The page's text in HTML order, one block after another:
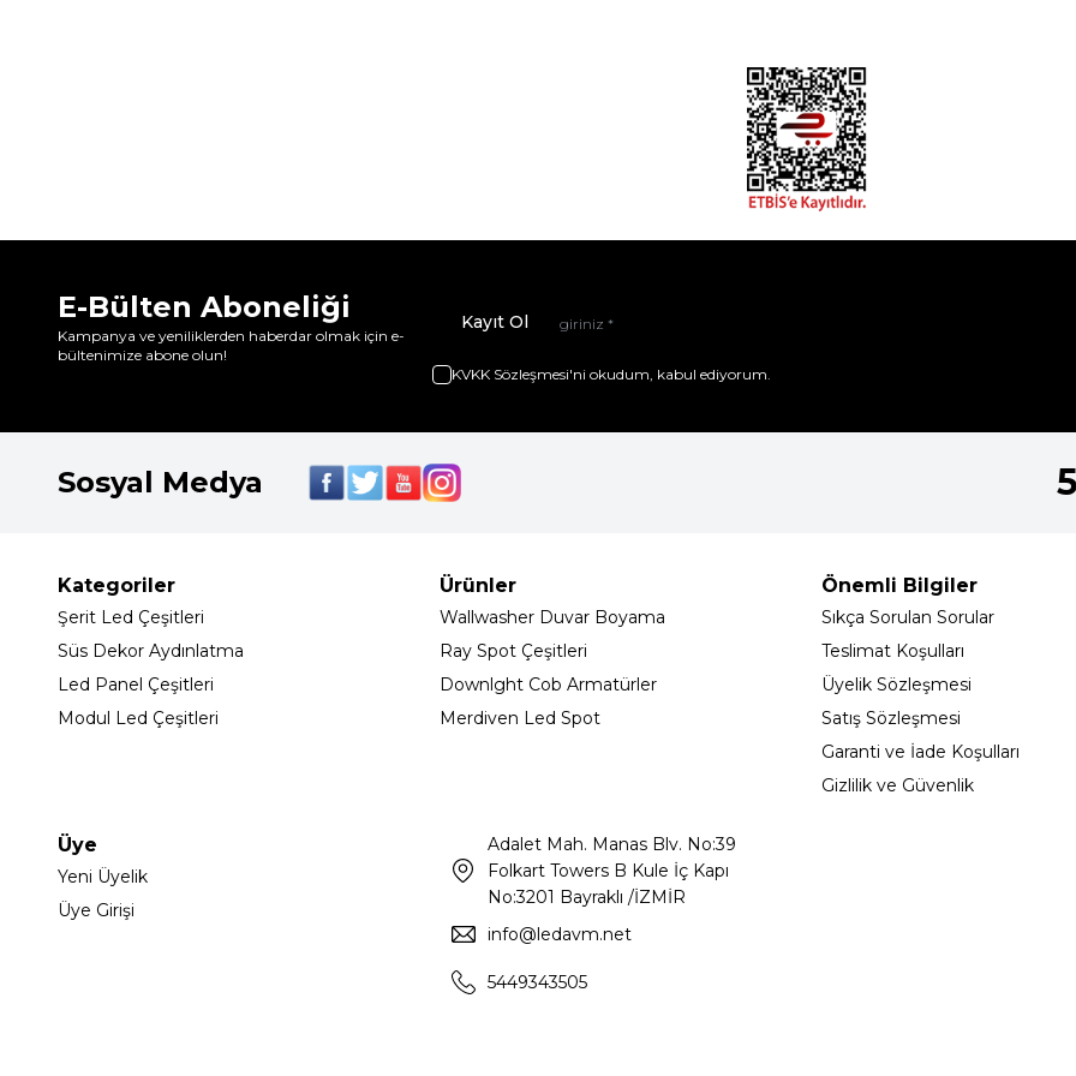
E-Bülten Aboneliği
Kampanya ve yeniliklerden haberdar olmak için e-
bültenimize abone olun!
Kayıt Ol
KVKK Sözleşmesi'ni okudum, kabul ediyorum.
Sosyal Medya
Kategoriler
Şerit Led Çeşitleri
Süs Dekor Aydınlatma
Led Panel Çeşitleri
Modul Led Çeşitleri
Ürünler
Wallwasher Duvar Boyama
Ray Spot Çeşitleri
Downlght Cob Armatürler
Merdiven Led Spot
Önemli Bilgiler
Sıkça Sorulan Sorular
Teslimat Koşulları
Üyelik Sözleşmesi
Satış Sözleşmesi
Garanti ve İade Koşulları
Gizlilik ve Güvenlik
Üye
Yeni Üyelik
Üye Girişi
Adalet Mah. Manas Blv. No:39
Folkart Towers B Kule İç Kapı
No:3201 Bayraklı /İZMİR
info@ledavm.net
5449343505